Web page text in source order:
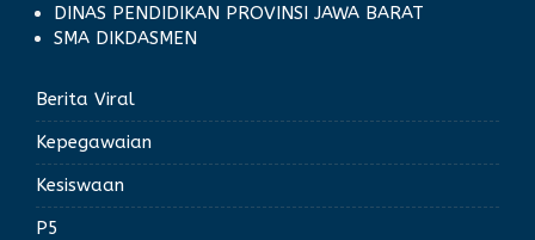
DINAS PENDIDIKAN PROVINSI JAWA BARAT
SMA DIKDASMEN
Berita Viral
Kepegawaian
Kesiswaan
P5